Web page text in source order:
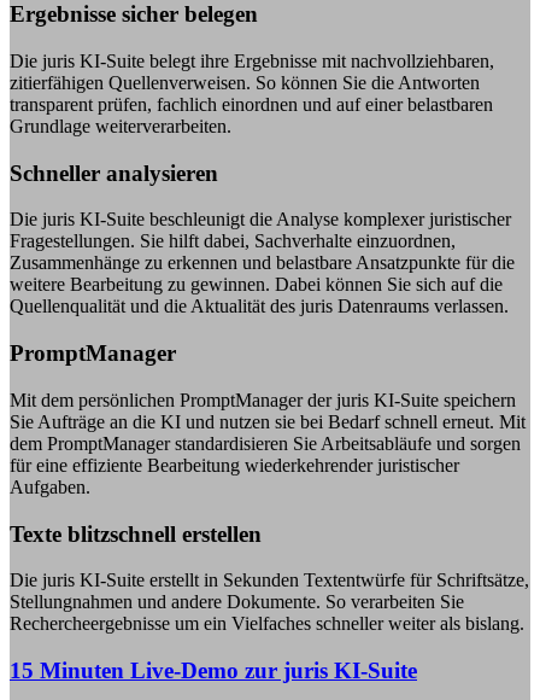
Ergebnisse sicher belegen
Die juris KI-Suite belegt ihre Ergebnisse mit nachvollziehbaren,
zitierfähigen Quellenverweisen. So können Sie die Antworten
transparent prüfen, fachlich einordnen und auf einer belastbaren
Grundlage weiterverarbeiten.
Schneller analysieren
Die juris KI-Suite beschleunigt die Analyse komplexer juristischer
Fragestellungen. Sie hilft dabei, Sachverhalte einzuordnen,
Zusammenhänge zu erkennen und belastbare Ansatzpunkte für die
weitere Bearbeitung zu gewinnen. Dabei können Sie sich auf die
Quellenqualität und die Aktualität des juris Datenraums verlassen.
PromptManager
Mit dem persönlichen PromptManager der juris KI-Suite speichern
Sie Aufträge an die KI und nutzen sie bei Bedarf schnell erneut. Mit
dem PromptManager standardisieren Sie Arbeitsabläufe und sorgen
für eine effiziente Bearbeitung wiederkehrender juristischer
Aufgaben.
Texte blitzschnell erstellen
Die juris KI-Suite erstellt in Sekunden Textentwürfe für Schriftsätze,
Stellungnahmen und andere Dokumente. So verarbeiten Sie
Rechercheergebnisse um ein Vielfaches schneller weiter als bislang.
15 Minuten Live-Demo zur juris KI-Suite